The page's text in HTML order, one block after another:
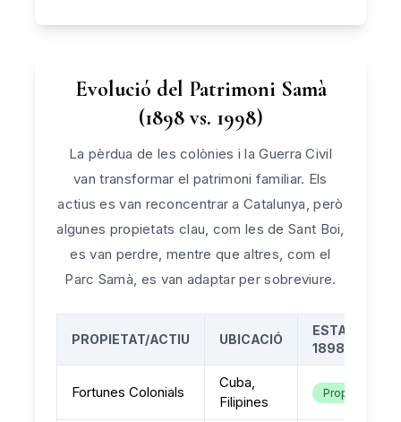
Evolució del Patrimoni Samà
(1898 vs. 1998)
La pèrdua de les colònies i la Guerra Civil
van transformar el patrimoni familiar. Els
actius es van reconcentrar a Catalunya, però
algunes propietats clau, com les de Sant Boi,
es van perdre, mentre que altres, com el
Parc Samà, es van adaptar per sobreviure.
PROPIETAT/ACTIU UBICACIÓ
ESTAT EN
1898
Fortunes Colonials
Cuba,
Filipines
Propietat